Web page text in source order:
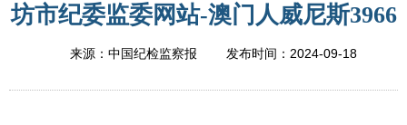
坊市纪委监委网站-澳门人威尼斯3966
来源：中国纪检监察报 发布时间： 2024-09-18